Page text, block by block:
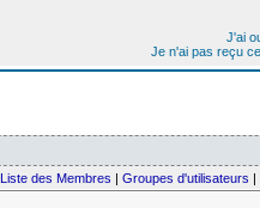
J'ai
Je n'ai pas reçu
Liste des Membres | Groupes d'utilisateurs |